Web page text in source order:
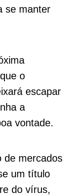
se manter
o
escapar
a
vontade.
de mercados
um título
do vírus,